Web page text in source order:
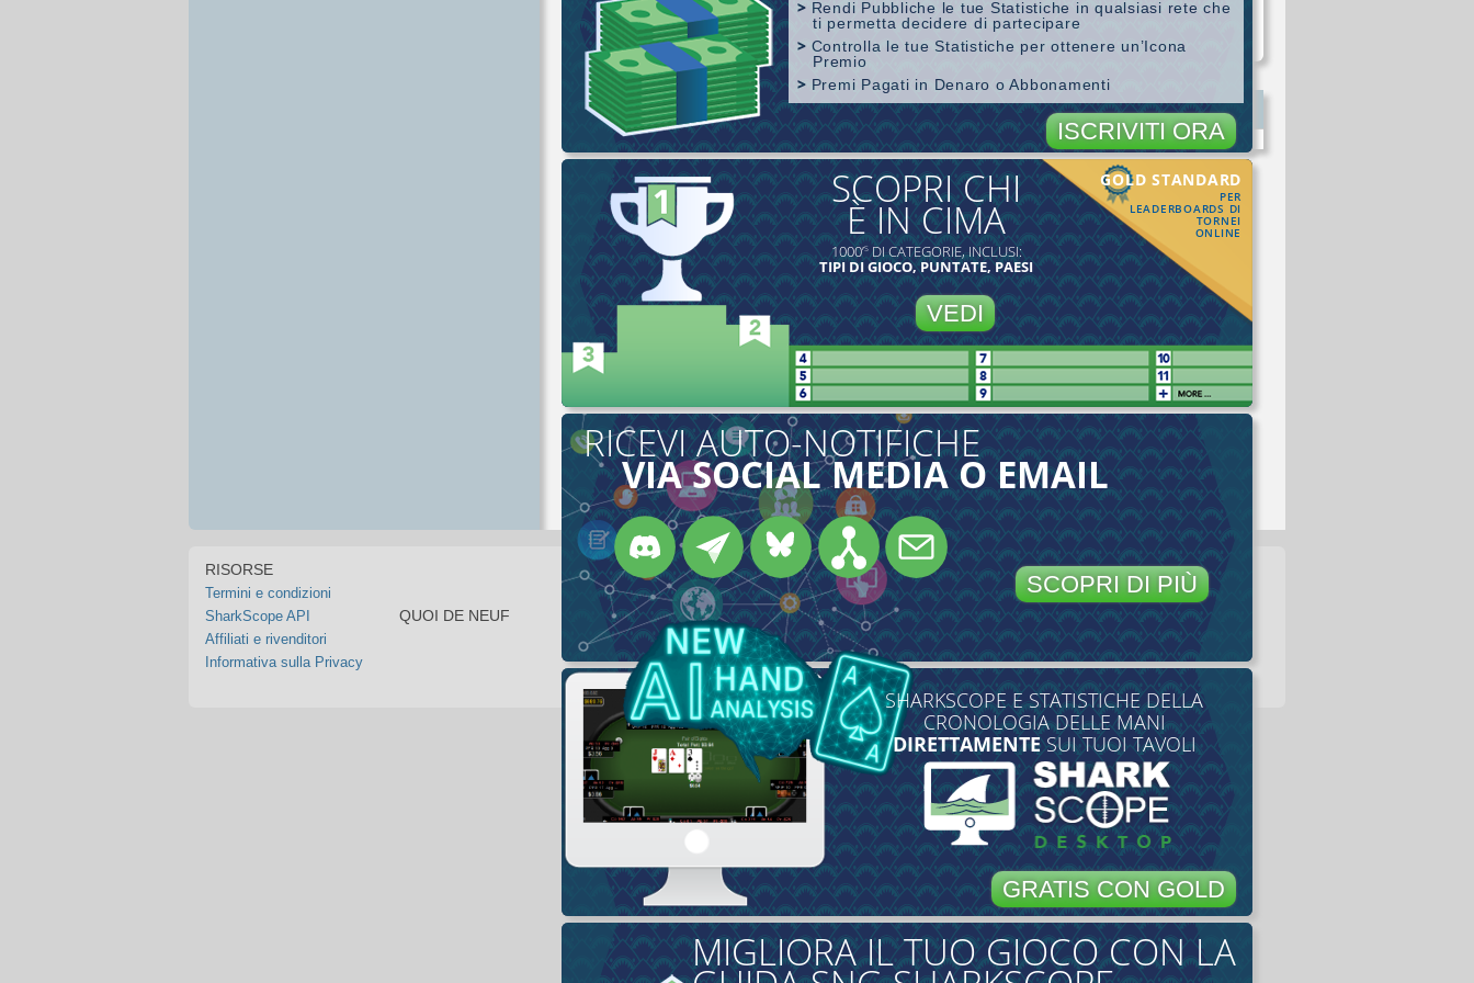
Rendi Pubbliche le tue Statistiche in qualsiasi rete che
ti permetta decidere di partecipare
Controlla le tue Statistiche per ottenere un’Icona
Premio
Premi Pagati in Denaro o Abbonamenti
ISCRIVITI ORA
GOLD STANDARD
PER
LEADERBOARDS DI
TORNEI
ONLINE
SCOPRI CHI
È IN CIMA
1000’SDI CATEGORIE, INCLUSI:
TIPI DI GIOCO, PUNTATE, PAESI
VEDI
RICEVI AUTO-NOTIFICHE
VIA SOCIAL MEDIA O EMAIL
SCOPRI DI PIÙ
SHARKSCOPE E STATISTICHE DELLA
CRONOLOGIA DELLE MANI
DIRETTAMENTESUI TUOI TAVOLI
GRATIS CON GOLD
MIGLIORA IL TUO GIOCO CON LA
Copertura di SharkScope
RISORSE
Termini e condizioni
SharkScope API
Affiliati e rivenditori
Informativa sulla Privacy
QUOI DE NEUF